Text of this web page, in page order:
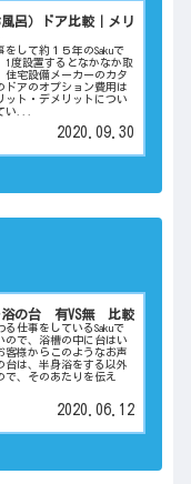
呂）ドア比較｜メリ
して約１５年のSakuで
1度設置するとなかなか取
住宅設備メーカーのカタ
ドアのオプション費用は
ット・デメリットについ
い...
2020.09.30
の台 有VS無 比較
仕事をしているSakuで
ので、浴槽の中に台はい
客様からこのようなお声
台は、半身浴をする以外
で、そのあたりを伝え
2020.06.12